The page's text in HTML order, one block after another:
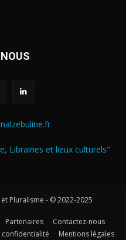
Librairies et lieux culturels"
Pluralisme - © 2022-2025
Partenaires
Contactez-nous
Mentions légales